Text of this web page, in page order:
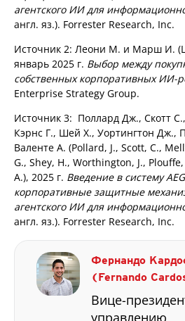
агентского ИИ для
англ. яз.). Forrester Research, Inc.
Источник 2: Леони М. и Марш И.
январь 2025 г. Выбор между
собственных корпоративных ИИ-
Enterprise Strategy Group.
Источник 3: Поллард Дж., Скотт
Кэрнс Г., Шей Х., Уортингтон Дж.,
Валенте А. (Pollard, J., Scott, C.,
G., Shey, H., Worthington, J.,
A.), 2025 г. Введение в систему
корпоративные защитные
агентского ИИ для
англ. яз.). Forrester Research, Inc.
Фернандо
(Fernando
Вице-
управлению